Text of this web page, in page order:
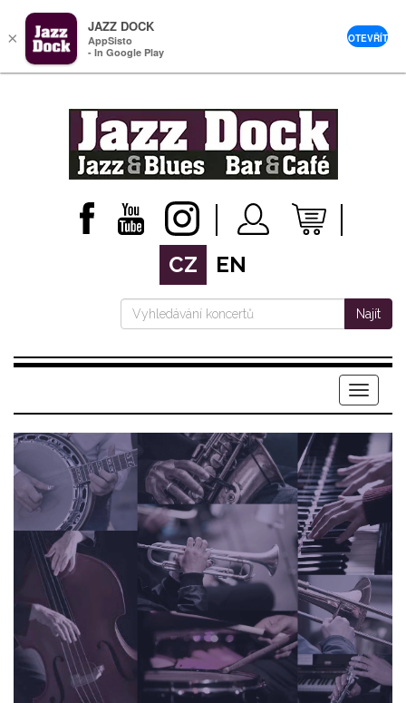
CZ EN
Najít
Menu
×
JAZZ DOCK
AppSisto
- In Google Play
OTEVŘÍT